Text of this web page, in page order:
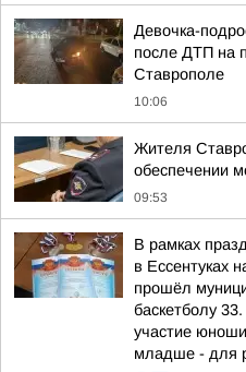
Девочка-
после ДТП на
Ставрополе
10:06
Жителя
обеспечении
09:53
В рамках
в
прошёл
баскетболу
участие
младше - для